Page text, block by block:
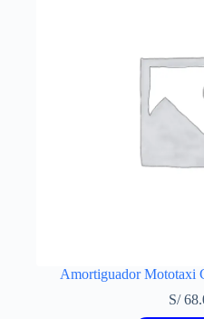
Amortiguador Mototaxi
S/